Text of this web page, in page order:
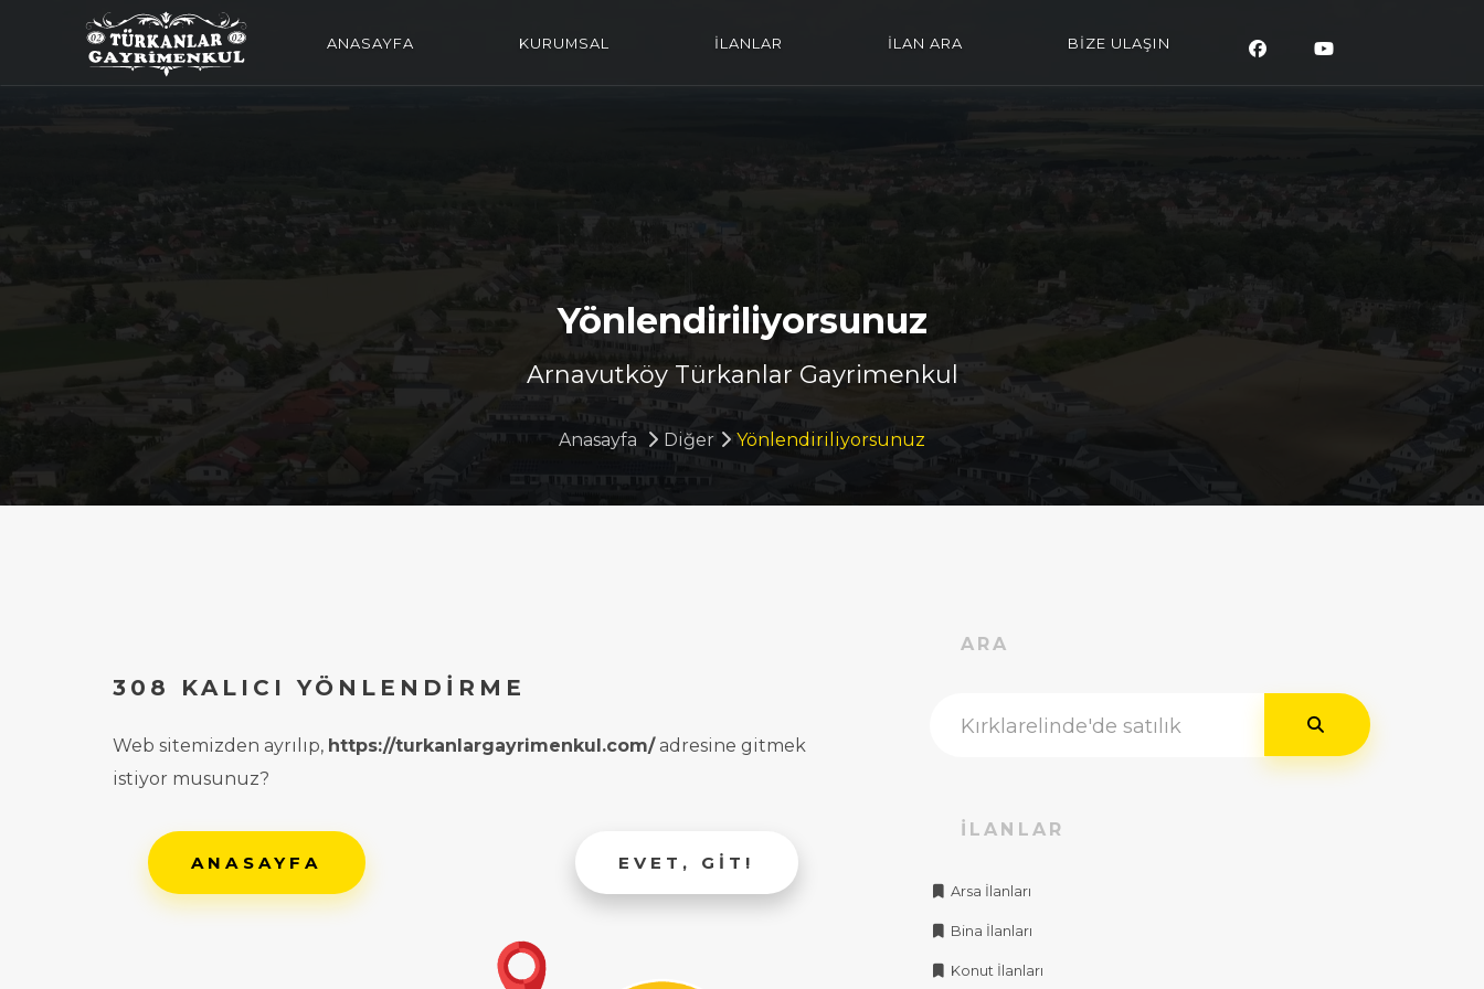
ANASAYFA KURUMSAL İLANLAR İLAN ARA BİZE ULAŞIN
Yönlendiriliyorsunuz
Arnavutköy Türkanlar Gayrimenkul
Anasayfa Diğer Yönlendiriliyorsunuz
308 KALICI YÖNLENDIRME
Web sitemizden ayrılıp, https://turkanlargayrimenkul.com/adresine gitmek
istiyor musunuz?
ANASAYFA EVET, GIT!
ARA
İLANLAR
Arsa İlanları
Bina İlanları
Konut İlanları